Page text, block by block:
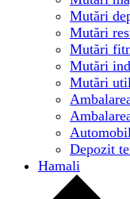
Mutări
Mutări
Mutări
Mutări
Mutări
Depozit
Hamali